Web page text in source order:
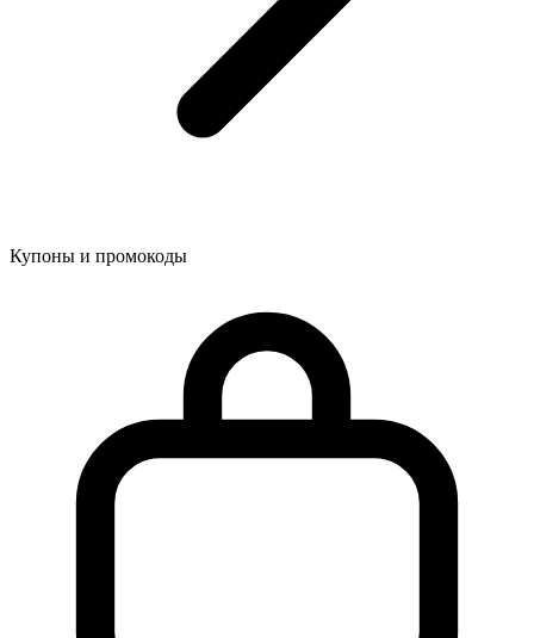
Купоны и промокоды